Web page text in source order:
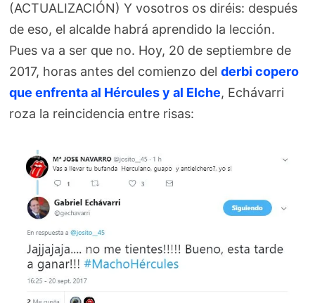
(ACTUALIZACIÓN) Y vosotros os diréis: después
de eso, el alcalde habrá aprendido la lección.
Pues va a ser que no. Hoy, 20 de septiembre de
2017, horas antes del comienzo delderbi copero
que enfrenta al Hércules y al Elche, Echávarri
roza la reincidencia entre risas: